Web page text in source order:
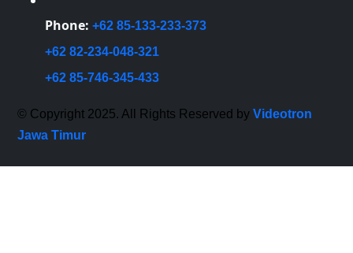
Phone: +62 85-133-233-373
+62 82-234-048-321
+62 85-746-345-433
© Copyright 2025. All Rights Reserved by Videotron
Jawa Timur